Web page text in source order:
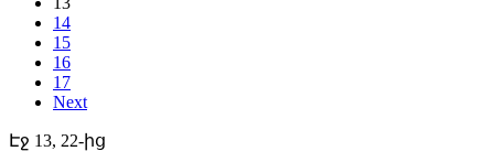
14
15
16
17
Next
Էջ 13, 22-ից